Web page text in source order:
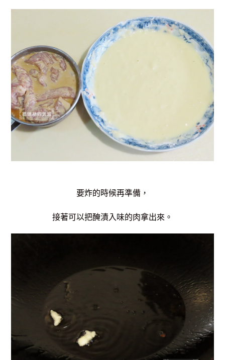
要炸的時候再準備，
接著可以把醃漬入味的肉拿出來。